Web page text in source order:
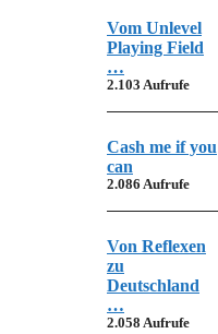
Vom Unlevel
Playing Field
…
2.103 Aufrufe
Cash me if you
can
2.086 Aufrufe
Von Reflexen
zu
Deutschland
…
2.058 Aufrufe